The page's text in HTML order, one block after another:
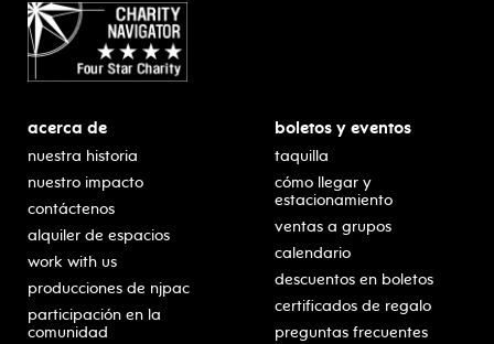
acerca de
nuestra historia
nuestro impacto
contáctenos
alquiler de espacios
work with us
producciones de njpac
participación en la
comunidad
boletos y eventos
taquilla
cómo llegar y
estacionamiento
ventas a grupos
calendario
descuentos en boletos
certificados de regalo
preguntas frecuentes